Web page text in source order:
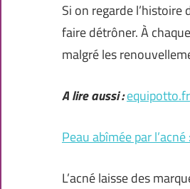
Si on regarde
faire détrôner. À
malgré les
A lire aussi :equipotto.fr
Peau abîmée par
L’acné laisse des